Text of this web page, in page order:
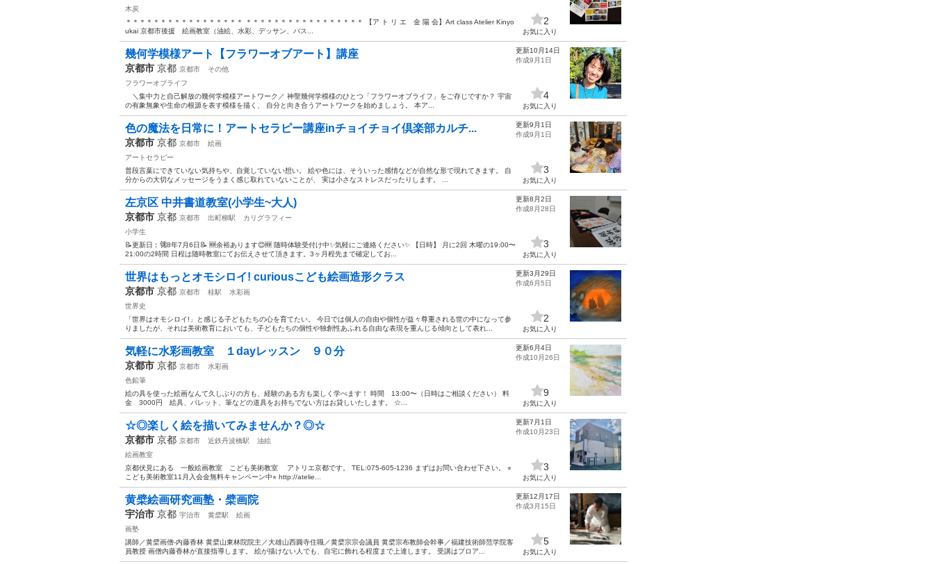
木炭
＊＊＊＊＊＊＊＊＊＊＊＊＊＊＊＊＊ ＊＊＊＊＊＊＊＊＊＊＊＊＊＊＊＊＊ 【ア ト リ エ 金 陽 会】Art class Atelier Kinyo
ukai 京都市後援 絵画教室（油絵、水彩、デッサン、パス...
2
お気に入り
幾何学模様アート【フラワーオブアート】講座
京都市 京都 京都市
その他
フラワーオブライフ
＼集中力と自己解放の幾何学模様アートワーク／ 神聖幾何学模様のひとつ「フラワーオブライフ」をご存じですか？ 宇宙
の有象無象や生命の根源を表す模様を描く、 自分と向き合うアートワークを始めましょう。 本ア...
更新10月14日
作成9月1日
4
お気に入り
色の魔法を日常に！アートセラピー講座inチョイチョイ倶楽部カルチ...
京都市 京都 京都市
絵画
アートセラピー
普段言葉にできていない気持ちや、自覚していない想い。 絵や色には、そういった感情などが自然な形で現れてきます。 自
分からの大切なメッセージをうまく感じ取れていないことが、 実は小さなストレスだったりします。 ...
更新9月1日
作成9月1日
3
お気に入り
左京区 中井書道教室(小学生~大人)
京都市 京都 京都市 出町柳駅
カリグラフィー
小学生
📝更新日︰㋿8年7月6日📝 🆕余裕あります😊🆕 随時体験受付け中✨気軽にご連絡ください✨ 【日時】 月に2回 木曜の19:00〜
21:00の2時間 日程は随時教室にてお伝えさせて頂きます。3ヶ月程先まで確定してお...
更新8月2日
作成8月28日
3
お気に入り
世界はもっとオモシロイ! curiousこども絵画造形クラス
京都市 京都 京都市 桂駅
水彩画
世界史
「世界はオモシロイ!」と感じる子どもたちの心を育てたい。 今日では個人の自由や個性が益々尊重される世の中になって参
りましたが、それは美術教育においても、子どもたちの個性や独創性あふれる自由な表現を重んじる傾向として表れ...
更新3月29日
作成6月5日
2
お気に入り
気軽に水彩画教室 １dayレッスン ９０分
京都市 京都 京都市
水彩画
色鉛筆
絵の具を使った絵画なんて久しぶりの方も、経験のある方も楽しく学べます！ 時間 13:00〜（日時はご相談ください） 料
金 3000円 絵具、パレット、筆などの道具をお持ちでない方はお貸しいたします。 ☆...
更新6月4日
作成10月26日
9
お気に入り
☆◎楽しく絵を描いてみませんか？◎☆
京都市 京都 京都市 近鉄丹波橋駅
油絵
絵画教室
京都伏見にある 一般絵画教室 こども美術教室 アトリエ京都です。 TEL:075-605-1236 まずはお問い合わせ下さい。 ⭐︎
こども美術教室11月入会金無料キャンペーン中⭐︎ http://atelie...
更新7月1日
作成10月23日
3
お気に入り
黄檗絵画研究画塾・檗画院
宇治市 京都 宇治市 黄檗駅
絵画
画塾
講師／黄檗画僧-内藤香林 黄檗山東林院院主／大雄山西圓寺住職／黄檗宗宗会議員 黄檗宗布教師会幹事／福建技術師范学院客
員教授 画僧内藤香林が直接指導します。 絵が描けない人でも、自宅に飾れる程度まで上達します。 受講はプロア...
更新12月17日
作成3月15日
5
お気に入り